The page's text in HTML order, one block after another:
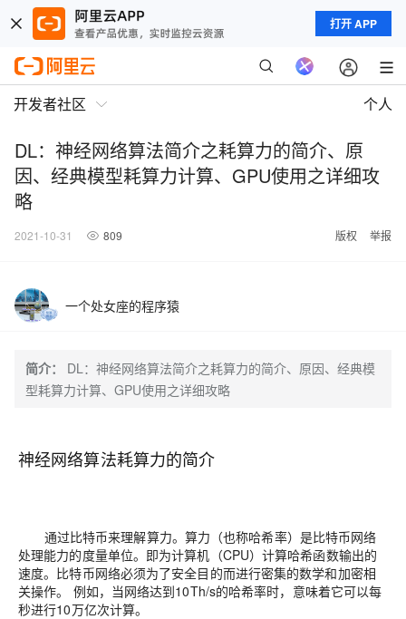
打开 APP
开发者社区 个人
DL：神经网络算法简介之耗算力的简介、原
因、经典模型耗算力计算、GPU使用之详细攻
略
2021-10-31 809 版权 举报
一个处女座的程序猿
简介：
DL：神经网络算法简介之耗算力的简介、原因、经典模
型耗算力计算、GPU使用之详细攻略
神经网络算法耗算力的简介
通过比特币来理解算力。算力（也称哈希率）是比特币网络
处理能力的度量单位。即为计算机（CPU）计算哈希函数输出的
速度。比特币网络必须为了安全目的而进行密集的数学和加密相
关操作。 例如，当网络达到10Th/s的哈希率时，意味着它可以每
秒进行10万亿次计算。